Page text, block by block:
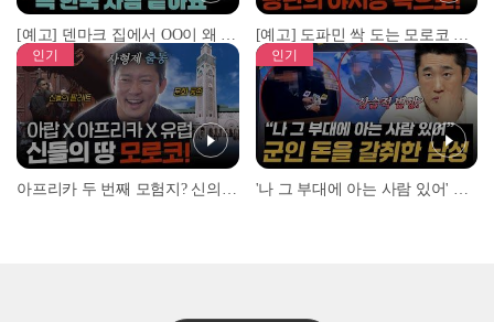
[예고] 덴마크 집에서 OO이 왜 나와...? 이상할 정도로 한국을 사랑하는 우리 형을 제보합니다! [예고] 도파민 싹 도는 모로코 야시장 투어!
인기 인기